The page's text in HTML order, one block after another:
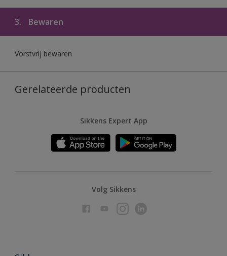
3. Bewaren
Vorstvrij bewaren
Gerelateerde producten
Sikkens Expert App
Volg Sikkens